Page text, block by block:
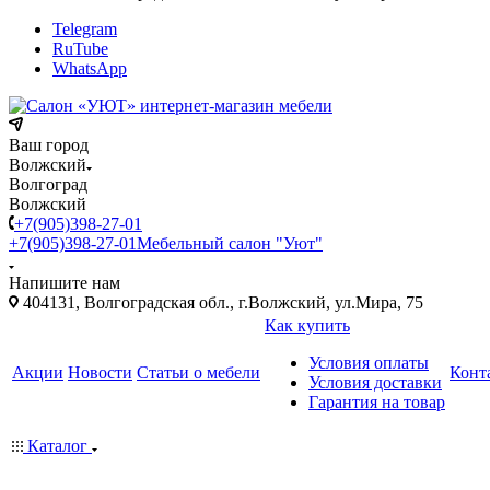
Telegram
RuTube
WhatsApp
Ваш город
Волжский
Волгоград
Волжский
+7(905)398-27-01
+7(905)398-27-01Мебельный салон "Уют"
Напишите нам
404131, Волгоградская обл., г.Волжский, ул.Мира, 75
Акции Новости Статьи о мебели
Как купить
Условия оплаты
Условия доставки
Гарантия на товар
Каталог